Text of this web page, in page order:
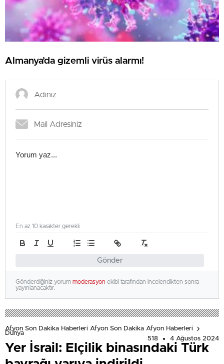
Almanya’da gizemli virüs alarmı!
Gönder
En az 10 karakter gerekli
Gönderdiğiniz yorum moderasyon ekibi tarafından incelendikten sonra
yayınlanacaktır.
Afyon Son Dakika Haberleri Afyon Son Dakika Afyon Haberleri
Dünya
518
4 Ağustos 2024
Yer İsrail: Elçilik binasındaki Türk